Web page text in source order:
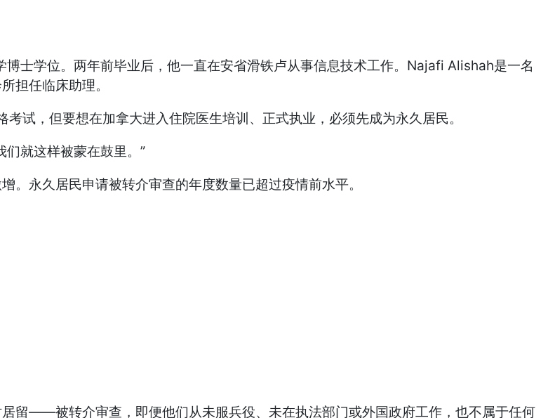
士学位。两年前毕业后，他一直在安省滑铁卢从事信息技术工作。Najafi Alishah是一名
担任临床助理。
试，但要想在加拿大进入住院医生培训、正式执业，必须先成为永久居民。
们就这样被蒙在鼓里。”
。永久居民申请被转介审查的年度数量已超过疫情前水平。
留——被转介审查，即便他们从未服兵役、未在执法部门或外国政府工作，也不属于任何